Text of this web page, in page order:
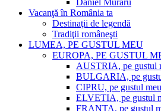
Daniel Muraru
Vacanţă în România ta
Destinaţii de legendă
Tradiţii româneşti
LUMEA, PE GUSTUL MEU
EUROPA, PE GUSTUL
AUSTRIA, pe gustul
BULGARIA, pe
CIPRU, pe gustul meu
ELVETIA, pe gustul
FRANTA, pe gustul